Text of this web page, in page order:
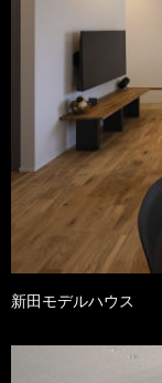
新田モデルハウス